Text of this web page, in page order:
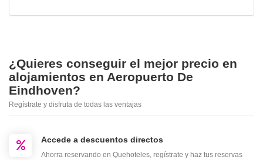
¿Quieres conseguir el mejor precio en
alojamientos en Aeropuerto De
Eindhoven?
Regístrate y disfruta de todas las ventajas
Accede a descuentos directos
Ahorra reservando en Quehoteles, regístrate y haz tus reservas